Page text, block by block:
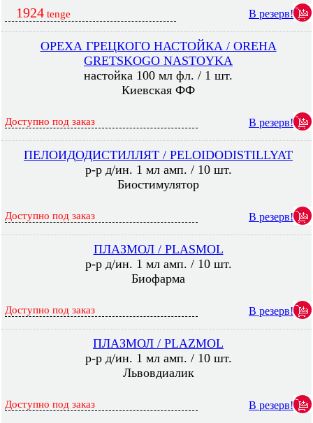
1924 tenge В резерв!
ОРЕХА ГРЕЦКОГО НАСТОЙКА / OREHA
GRETSKOGO NASTOYKA
настойка 100 мл фл. / 1 шт.
Киевская ФФ
Доступно под заказ В резерв!
ПЕЛОИДОДИСТИЛЛЯТ / PELOIDODISTILLYAT
р-р д/ин. 1 мл амп. / 10 шт.
Биостимулятор
Доступно под заказ В резерв!
ПЛАЗМОЛ / PLASMOL
р-р д/ин. 1 мл амп. / 10 шт.
Биофарма
Доступно под заказ В резерв!
ПЛАЗМОЛ / PLAZMOL
р-р д/ин. 1 мл амп. / 10 шт.
Львовдиалик
Доступно под заказ В резерв!